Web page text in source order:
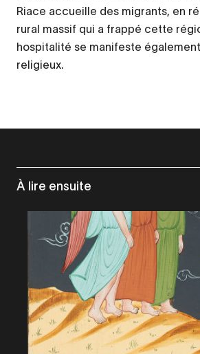
Riace accueille des migrants, en
rural massif qui a frappé cette
hospitalité se manifeste
religieux.
À lire ensuite